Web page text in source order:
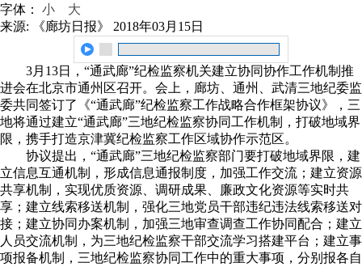
字体： 小
大
来源: 《廊坊日报》
2018年03月15日
3月13日，“通武廊”纪检监察机关建立协同协作工作机制推
进会在北京市通州区召开。会上，廊坊、通州、武清三地纪委监
委共同签订了《“通武廊”纪检监察工作战略合作框架协议》，三
地将通过建立“通武廊”三地纪检监察协同工作机制，打破地域界
限，携手打造京津冀纪检监察工作区域协作示范区。
协议提出，“通武廊”三地纪检监察部门要打破地域界限，建
立信息互通机制，形成信息通报制度，加强工作交流；建立资源
共享机制，实现优质资源、调研成果、廉政文化资源等实时共
享；建立线索移送机制，强化三地党员干部违纪违法线索移送对
接；建立协同办案机制，加强三地审查调查工作协同配合；建立
人员交流机制，为三地纪检监察干部交流学习搭建平台；建立事
项报备机制，三地纪检监察协同工作中的重大事项，分别报各自